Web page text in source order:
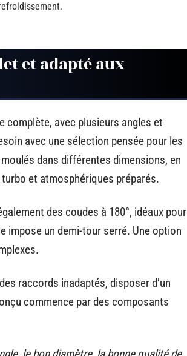
et adapté aux
complète, avec plusieurs angles et
avec une sélection pensée pour les
dans différentes dimensions, en
et atmosphériques préparés.
des coudes à 180°, idéaux pour
impose un demi-tour serré. Une option
raccords inadaptés, disposer d’un
commence par des composants